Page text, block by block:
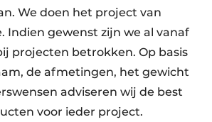
We doen het project van
Indien gewenst zijn we al vanaf
projecten betrokken. Op basis
de afmetingen, het gewicht
adviseren wij de best
voor ieder project.